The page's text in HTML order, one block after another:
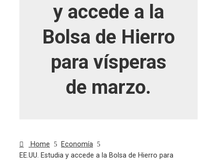
y accede a la
Bolsa de Hierro
para vísperas
de marzo.
Home
Economía
EE.UU. Estudia y accede a la Bolsa de Hierro para